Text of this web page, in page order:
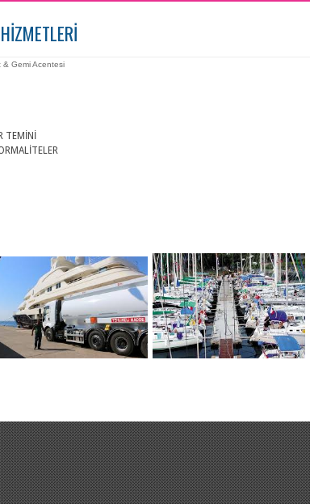
& Gemi Acentesi
TEMİNİ